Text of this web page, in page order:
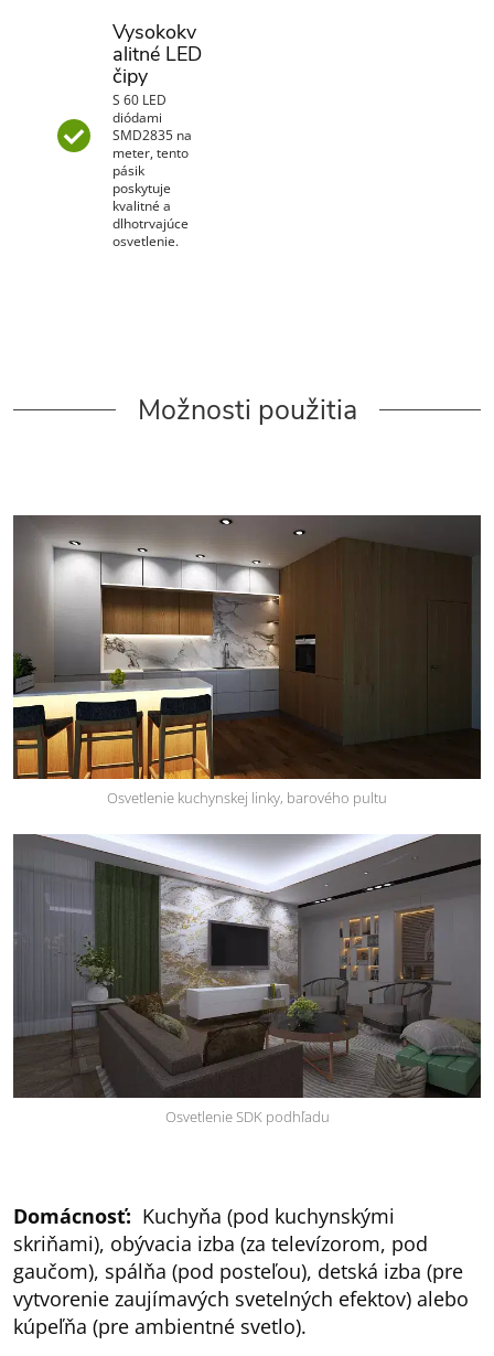
Vysokokv
alitné LED
čipy
S 60 LED
diódami
SMD2835 na
meter, tento
pásik
poskytuje
kvalitné a
dlhotrvajúce
osvetlenie.
Možnosti použitia
Osvetlenie kuchynskej linky, barového pultu
Osvetlenie SDK podhľadu
Domácnosť: Kuchyňa (pod kuchynskými
skriňami), obývacia izba (za televízorom, pod
gaučom), spálňa (pod posteľou), detská izba (pre
vytvorenie zaujímavých svetelných efektov) alebo
kúpeľňa (pre ambientné svetlo).